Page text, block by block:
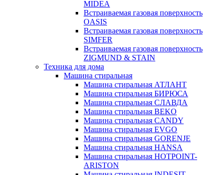
MIDEA
Встраиваемая газовая поверхность
OASIS
Встраиваемая газовая поверхность
SIMFER
Встраиваемая газовая поверхность
ZIGMUND & STAIN
Техника для дома
Машина стиральная
Машина стиральная АТЛАНТ
Машина стиральная БИРЮСА
Машина стиральная СЛАВДА
Машина стиральная BEKO
Машина стиральная CANDY
Машина стиральная EVGO
Машина стиральная GORENJE
Машина стиральная HANSA
Машина стиральная HOTPOINT-
ARISTON